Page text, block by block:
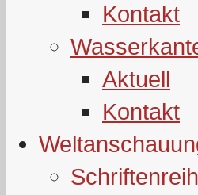
Kontakt
Aktuell
Kontakt